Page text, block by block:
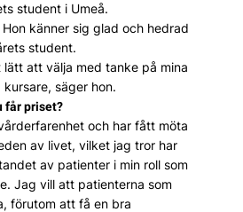
student i Umeå.
känner sig glad och hedrad
student.
lätt att välja med tanke på mina
säger hon.
får priset?
och har fått möta
av livet, vilket jag tror har
av patienter i min roll som
Jag vill att patienterna som
förutom att få en bra